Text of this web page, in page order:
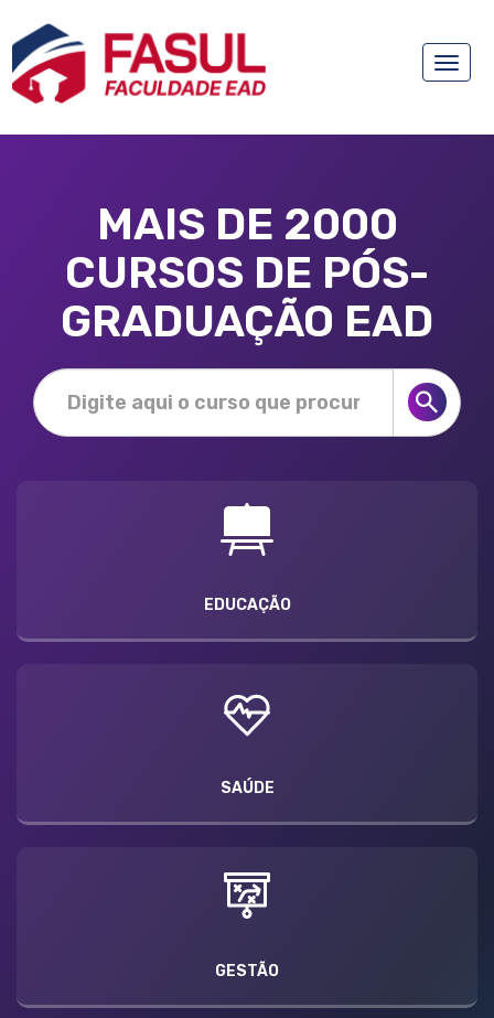
Toggle
MAIS DE 2000
CURSOS DE PÓS-
GRADUAÇÃO EAD
EDUCAÇÃO
SAÚDE
GESTÃO